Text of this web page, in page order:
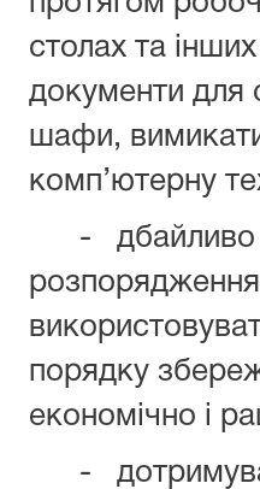
столах та
документи для
шафи, вимикати
комп’ютерну
- дбайливо
порядку
економічно і
-